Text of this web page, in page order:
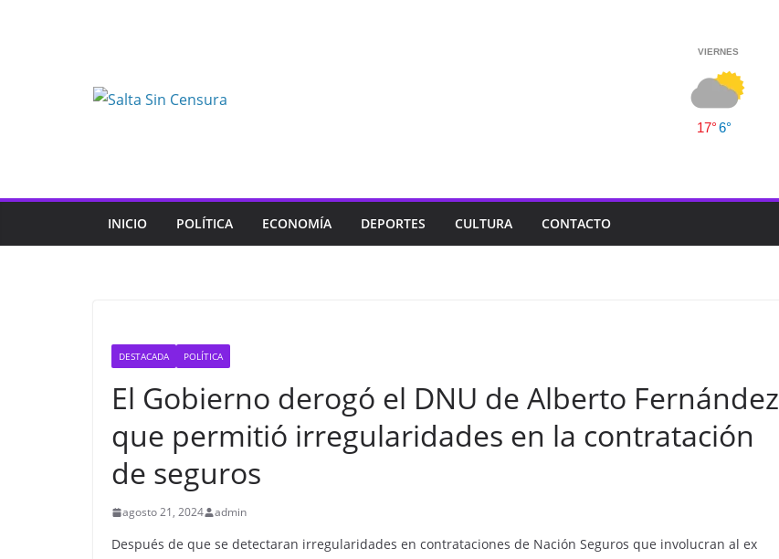
INICIO POLÍTICA ECONOMÍA DEPORTES CULTURA CONTACTO
DESTACADA POLÍTICA
El Gobierno derogó el DNU de Alberto Fernández
que permitió irregularidades en la contratación
de seguros
agosto 21, 2024 admin
Después de que se detectaran irregularidades en contrataciones de Nación Seguros que involucran al ex